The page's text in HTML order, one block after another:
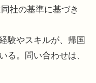
社の基準に基づき
験やスキルが、帰国
る。問い合わせは、